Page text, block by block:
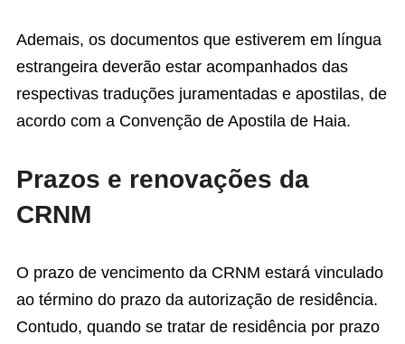
Ademais, os documentos que estiverem em língua
estrangeira deverão estar acompanhados das
respectivas traduções juramentadas e apostilas, de
acordo com a Convenção de Apostila de Haia.
Prazos e renovações da
CRNM
O prazo de vencimento da CRNM estará vinculado
ao término do prazo da autorização de residência.
Contudo, quando se tratar de residência por prazo